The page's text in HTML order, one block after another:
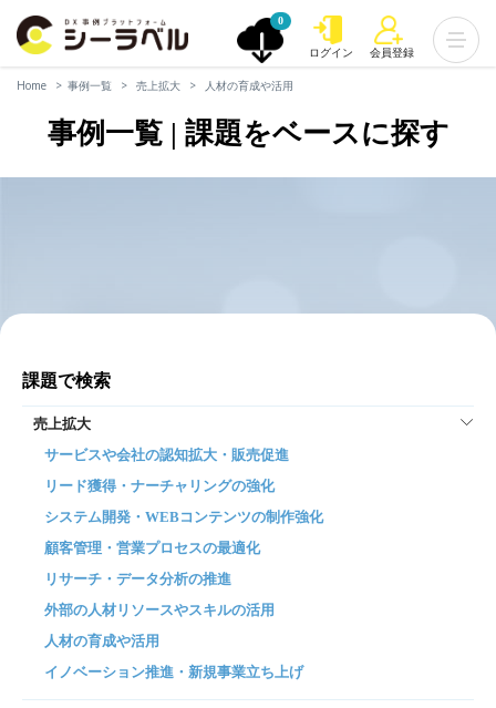
0
ログイン 会員登録
Home 事例一覧 売上拡大 人材の育成や活用
事例一覧 | 課題をベースに探す
課題で検索
売上拡大
サービスや会社の認知拡大・販売促進
リード獲得・ナーチャリングの強化
システム開発・WEBコンテンツの制作強化
顧客管理・営業プロセスの最適化
リサーチ・データ分析の推進
外部の人材リソースやスキルの活用
人材の育成や活用
イノベーション推進・新規事業立ち上げ